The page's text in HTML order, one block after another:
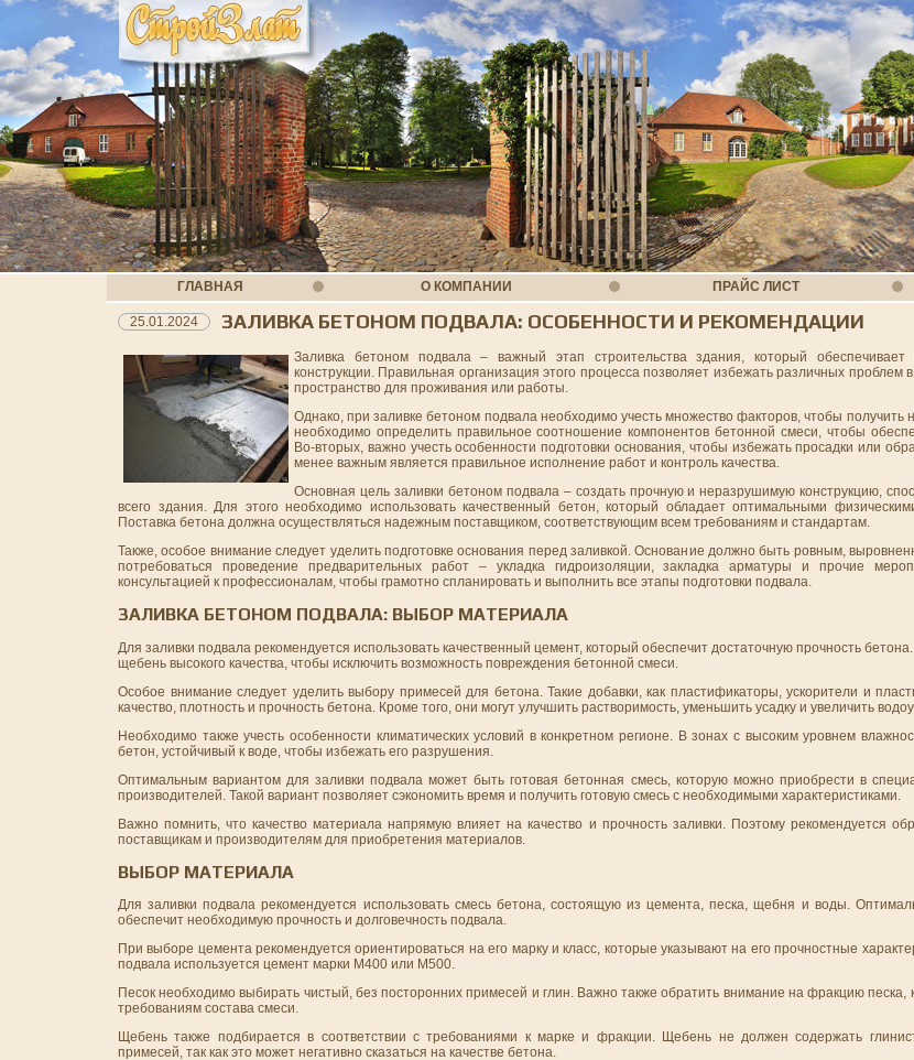
ГЛАВНАЯ О КОМПАНИИ ПРАЙС ЛИСТ
25.01.2024 ЗАЛИВКА БЕТОНОМ ПОДВАЛА: ОСОБЕННОСТИ И РЕКОМЕНДАЦИИ
Заливка бетоном подвала – важный этап строительства здания, который обеспечивает
конструкции. Правильная организация этого процесса позволяет избежать различных
пространство для проживания или работы.
Однако, при заливке бетоном подвала необходимо учесть множество факторов, чтобы получить
необходимо определить правильное соотношение компонентов бетонной смеси, чтобы
Во-вторых, важно учесть особенности подготовки основания, чтобы избежать просадки или
менее важным является правильное исполнение работ и контроль качества.
Основная цель заливки бетоном подвала – создать прочную и неразрушимую конструкцию,
всего здания. Для этого необходимо использовать качественный бетон, который обладает оптимальными
Поставка бетона должна осуществляться надежным поставщиком, соответствующим всем требованиям и стандартам.
Также, особое внимание следует уделить подготовке основания перед заливкой. Основание должно быть ровным,
потребоваться проведение предварительных работ – укладка гидроизоляции, закладка арматуры и прочие
консультацией к профессионалам, чтобы грамотно спланировать и выполнить все этапы подготовки подвала.
ЗАЛИВКА БЕТОНОМ ПОДВАЛА: ВЫБОР МАТЕРИАЛА
Для заливки подвала рекомендуется использовать качественный цемент, который обеспечит достаточную прочность
щебень высокого качества, чтобы исключить возможность повреждения бетонной смеси.
Особое внимание следует уделить выбору примесей для бетона. Такие добавки, как пластификаторы, ускорители и
качество, плотность и прочность бетона. Кроме того, они могут улучшить растворимость, уменьшить усадку и увеличить
Необходимо также учесть особенности климатических условий в конкретном регионе. В зонах с высоким уровнем
бетон, устойчивый к воде, чтобы избежать его разрушения.
Оптимальным вариантом для заливки подвала может быть готовая бетонная смесь, которую можно приобрести в
производителей. Такой вариант позволяет сэкономить время и получить готовую смесь с необходимыми характеристиками.
Важно помнить, что качество материала напрямую влияет на качество и прочность заливки. Поэтому рекомендуется
поставщикам и производителям для приобретения материалов.
ВЫБОР МАТЕРИАЛА
Для заливки подвала рекомендуется использовать смесь бетона, состоящую из цемента, песка, щебня и воды.
обеспечит необходимую прочность и долговечность подвала.
При выборе цемента рекомендуется ориентироваться на его марку и класс, которые указывают на его прочностные
подвала используется цемент марки М400 или М500.
Песок необходимо выбирать чистый, без посторонних примесей и глин. Важно также обратить внимание на фракцию песка,
требованиям состава смеси.
Щебень также подбирается в соответствии с требованиями к марке и фракции. Щебень не должен содержать
примесей, так как это может негативно сказаться на качестве бетона.